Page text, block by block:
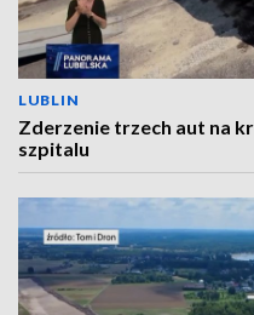
LUBLIN
Zderzenie trzech aut na
szpitalu